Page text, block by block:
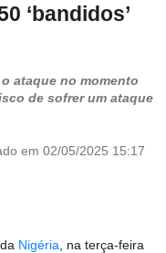
‘bandidos’
ataque no momento
de sofrer um ataque
em 02/05/2025 15:17
Nigéria , na terça-feira